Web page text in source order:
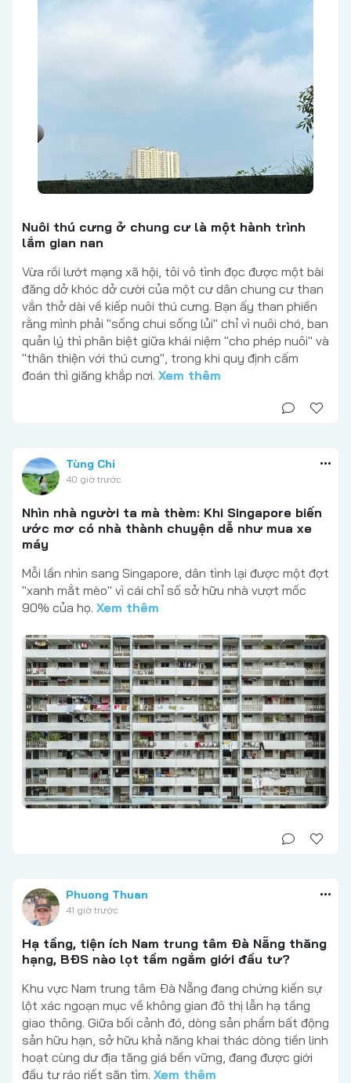
Nuôi thú cưng ở chung cư là một hành trình
lắm gian nan
Vừa rồi lướt mạng xã hội, tôi vô tình đọc được một bài
đăng dở khóc dở cười của một cư dân chung cư than
vắn thở dài về kiếp nuôi thú cưng. Bạn ấy than phiền
rằng mình phải "sống chui sống lủi" chỉ vì nuôi chó, ban
quản lý thì phân biệt giữa khái niệm "cho phép nuôi" và
"thân thiện với thú cưng", trong khi quy định cấm
đoán thì giăng khắp nơi. Xem thêm
Tùng Chi
40 giờ trước
Nhìn nhà người ta mà thèm: Khi Singapore biến
ước mơ có nhà thành chuyện dễ như mua xe
máy
Mỗi lần nhìn sang Singapore, dân tình lại được một đợt
"xanh mắt mèo" vì cái chỉ số sở hữu nhà vượt mốc
90% của họ. Xem thêm
Phuong Thuan
41 giờ trước
Hạ tầng, tiện ích Nam trung tâm Đà Nẵng thăng
hạng, BĐS nào lọt tầm ngắm giới đầu tư?
Khu vực Nam trung tâm Đà Nẵng đang chứng kiến sự
lột xác ngoạn mục về không gian đô thị lẫn hạ tầng
giao thông. Giữa bối cảnh đó, dòng sản phẩm bất động
sản hữu hạn, sở hữu khả năng khai thác dòng tiền linh
hoạt cùng dư địa tăng giá bền vững, đang được giới
đầu tư ráo riết săn tìm. Xem thêm